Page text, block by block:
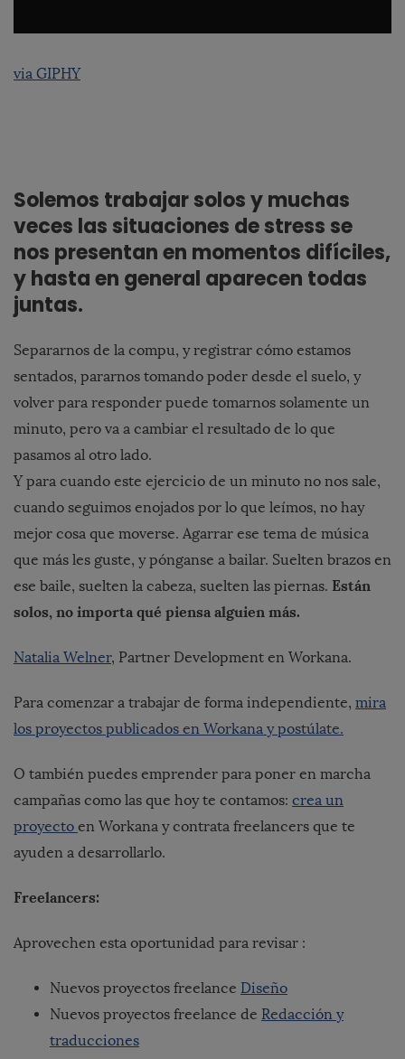
via GIPHY
Solemos trabajar solos y muchas
veces las situaciones de stress se
nos presentan en momentos difíciles,
y hasta en general aparecen todas
juntas.
Separarnos de la compu, y registrar cómo estamos
sentados, pararnos tomando poder desde el suelo, y
volver para responder puede tomarnos solamente un
minuto, pero va a cambiar el resultado de lo que
pasamos al otro lado.
Y para cuando este ejercicio de un minuto no nos sale,
cuando seguimos enojados por lo que leímos, no hay
mejor cosa que moverse. Agarrar ese tema de música
que más les guste, y pónganse a bailar. Suelten brazos en
ese baile, suelten la cabeza, suelten las piernas. Están
solos, no importa qué piensa alguien más.
Natalia Welner, Partner Development en Workana.
Para comenzar a trabajar de forma independiente, mira
los proyectos publicados en Workana y postúlate.
O también puedes emprender para poner en marcha
campañas como las que hoy te contamos: crea un
proyecto en Workana y contrata freelancers que te
ayuden a desarrollarlo.
Freelancers:
Aprovechen esta oportunidad para revisar :
Nuevos proyectos freelance Diseño
Nuevos proyectos freelance de Redacción y
traducciones